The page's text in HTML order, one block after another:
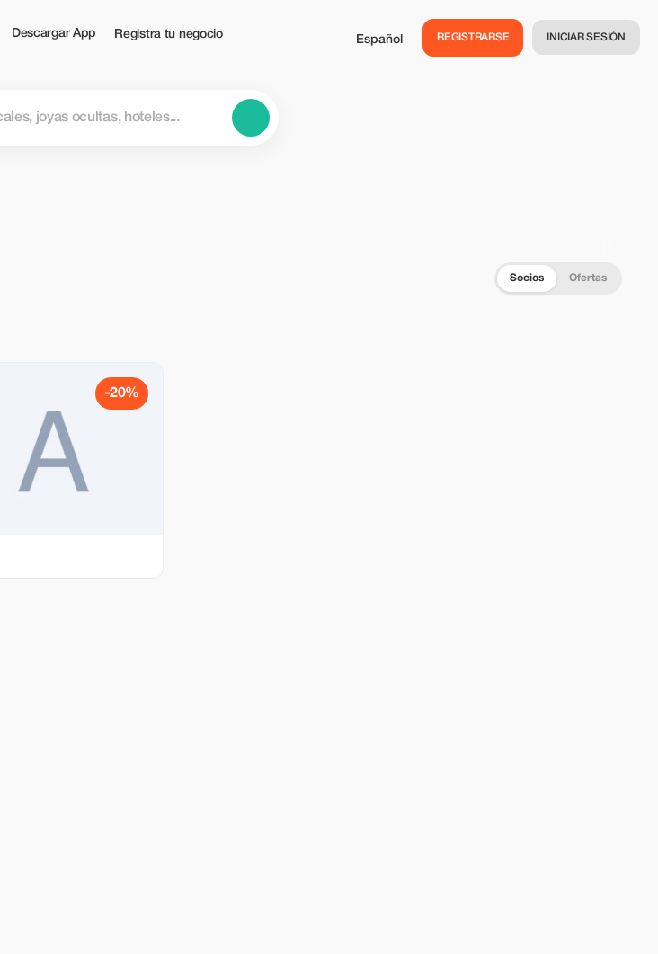
Descargar App Registra tu negocio Español REGISTRARSE INICIAR SESIÓN
Socios Ofertas
-20%